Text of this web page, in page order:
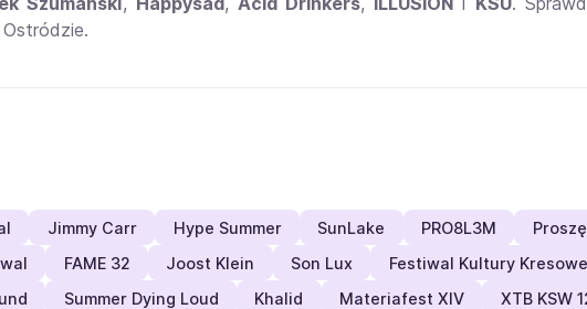
Jimmy Carr Hype Summer SunLake PRO8L3M
FAME 32 Joost Klein Son Lux Festiwal Kultury
Summer Dying Loud Khalid Materiafest XIV XTB KSW